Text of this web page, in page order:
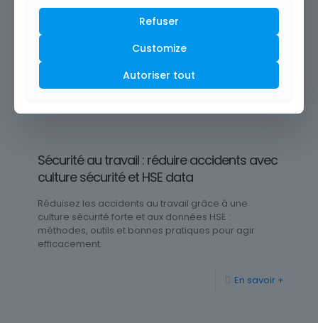
pour gagner des marchés
Découvrez quelles normes ISO choisir en industrie
pour gagner des marchés, rassurer vos clients et
booster votre compétitivité. Guide clair et pratique.
Sécurité au travail : réduire accidents avec
culture sécurité et HSE data
Réduisez les accidents au travail grâce à une
culture sécurité forte et aux données HSE :
méthodes, outils et bonnes pratiques pour agir
efficacement.
En savoir +
Refuser
Customize
Autoriser tout